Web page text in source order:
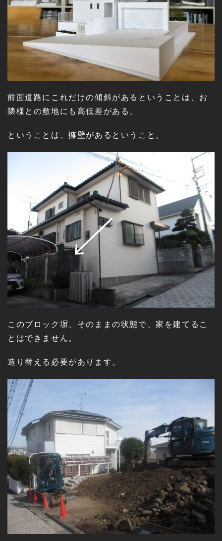
前面道路にこれだけの傾斜があるということは、お
隣様との敷地にも高低差がある、
ということは、擁壁があるということ。
このブロック塀、そのままの状態で、家を建てるこ
とはできません。
造り替える必要があります。